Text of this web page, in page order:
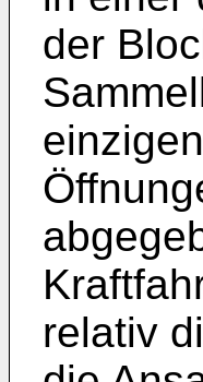
der
relativ